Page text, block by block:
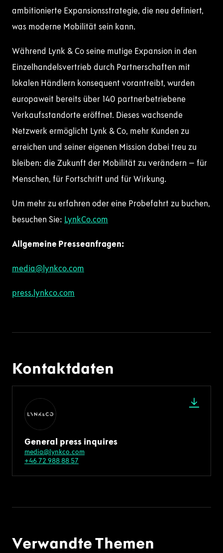
ambitionierte Expansionsstrategie, die neu definiert,
was moderne Mobilität sein kann.
Während Lynk & Co seine mutige Expansion in den
Einzelhandelsvertrieb durch Partnerschaften mit
lokalen Händlern konsequent vorantreibt, wurden
europaweit bereits über 140 partnerbetriebene
Verkaufsstandorte eröffnet. Dieses wachsende
Netzwerk ermöglicht Lynk & Co, mehr Kunden zu
erreichen und seiner eigenen Mission dabei treu zu
bleiben: die Zukunft der Mobilität zu verändern – für
Menschen, für Fortschritt und für Wirkung.
Um mehr zu erfahren oder eine Probefahrt zu buchen,
besuchen Sie: LynkCo.com
Allgemeine Presseanfragen:
media@lynkco.com
press.lynkco.com
Kontaktdaten
General press inquires
media@lynkco.com
+46 72 988 88 57
Verwandte Themen